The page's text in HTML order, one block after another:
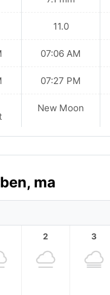
11.0
07:06 AM
07:27 PM
New Moon
ma
2 3